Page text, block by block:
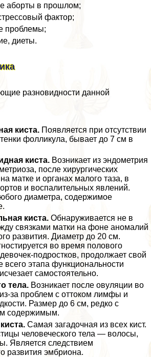
aбopты в прошлом;
фактор;
проблемы;
диеты.
разновидности данной
киста. Появляется при отсутствии
фолликула, бывает до 7 см в
киста. Возникает из эндометрия
после хирургических
матке и органах малого таза, в
и воспалительных явлений.
диаметра, содержимое
киста. Обнаруживается не в
связками матки на фоне аномалий
развития. Диаметр до 20 см.
во время пoлoвoго
подростков, продолжает свой
всего этапа функциональности
самостоятельно.
тела. Возникает после овуляции во
за проблем с оттоком лимфы и
Размер до 6 см, редко с
содержимым.
Самая загадочная из всех кист.
человеческого тела — волосы,
Является следствием
развития эмбриона.